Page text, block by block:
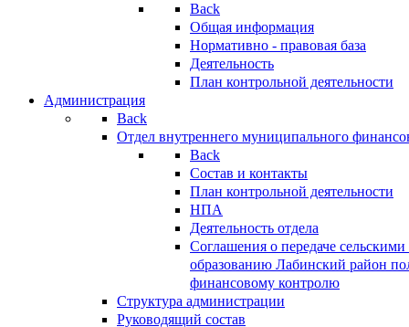
Back
Общая информация
Нормативно - правовая база
Деятельность
План контрольной деятельности
Администрация
Back
Отдел внутреннего муниципального
Back
Состав и контакты
План контрольной деятельности
НПА
Деятельность отдела
Соглашения о передаче
образованию Лабинский район
финансовому контролю
Структура администрации
Руководящий состав